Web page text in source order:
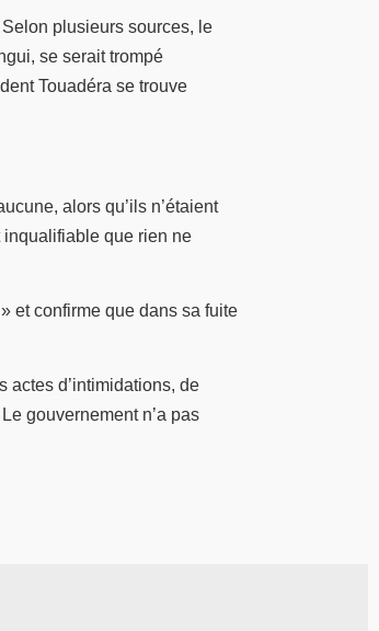
Selon plusieurs sources, le
se serait trompé
Touadéra se trouve
alors qu’ils n’étaient
inqualifiable que rien ne
et confirme que dans sa fuite
actes d’intimidations, de
gouvernement n’a pas